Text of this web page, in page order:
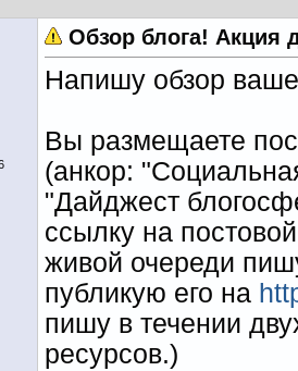
Обзор блога! Акция
Напишу обзор
Вы размещаете
(анкор:
"Дайджест
ссылку на
живой очереди
публикую его на
пишу в течении
ресурсов.)